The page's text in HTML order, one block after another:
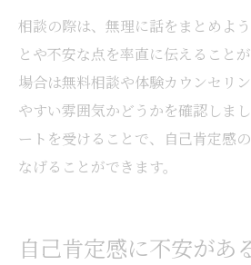
相談の際は、無理に話をまとめよ
とや不安な点を率直に伝えること
場合は無料相談や体験カウンセリ
やすい雰囲気かどうかを確認しま
ートを受けることで、自己肯定感
なげることができます。
自己肯定感に不安があ